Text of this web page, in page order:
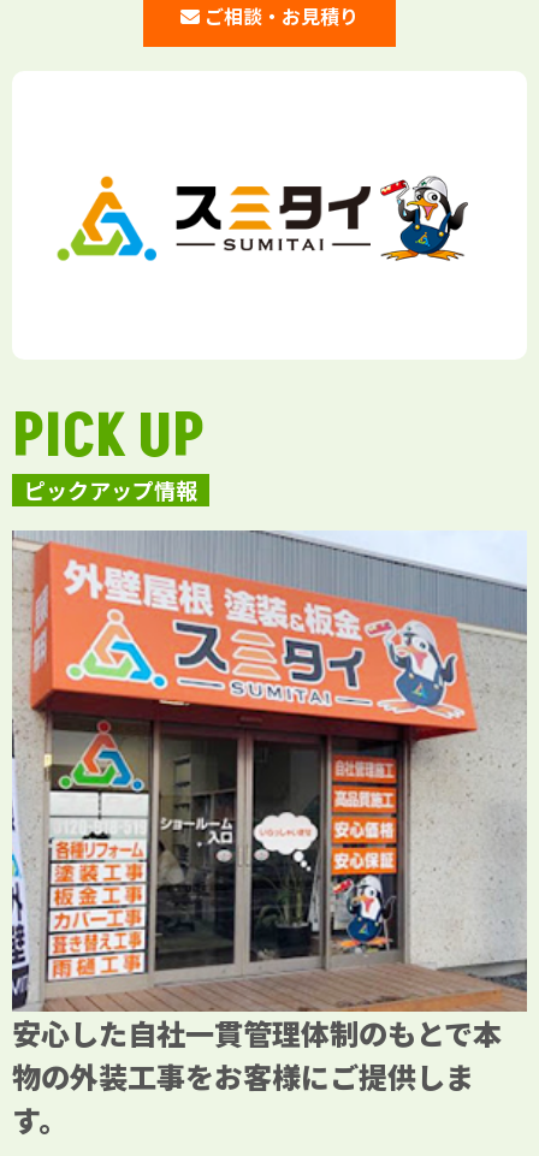
ご相談・お見積り
ピックアップ情報
PICK UP
安心した自社一貫管理体制のもとで本
物の外装工事をお客様にご提供しま
す。